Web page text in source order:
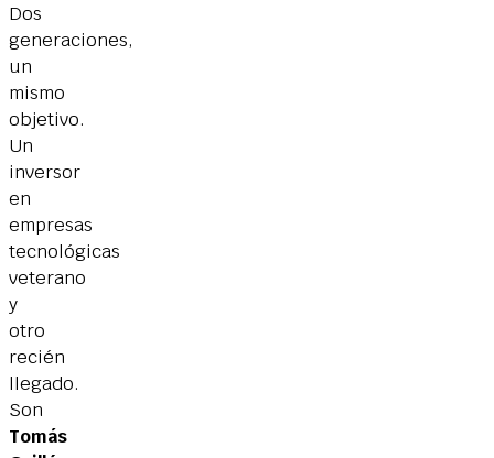
Dos
generaciones,
un
mismo
objetivo.
Un
inversor
en
empresas
tecnológicas
veterano
y
otro
recién
llegado.
Son
Tomás